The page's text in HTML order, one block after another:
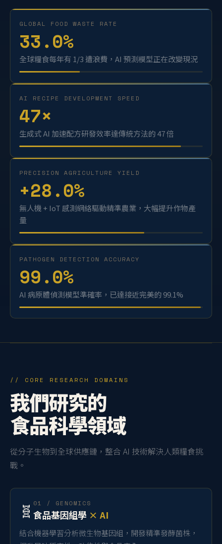
GLOBAL FOOD WASTE RATE
33.0%
全球糧食每年有 1/3 遭浪費，AI 預測模型正在改變現況
AI RECIPE DEVELOPMENT SPEED
47×
生成式 AI 加速配方研發效率達傳統方法的 47 倍
PRECISION AGRICULTURE YIELD
+28.0%
無人機 + IoT 感測網絡驅動精準農業，大幅提升作物產
量
PATHOGEN DETECTION ACCURACY
99.0%
AI 病原體偵測模型準確率，已達接近完美的 99.1%
// CORE RESEARCH DOMAINS
我們研究的
食品科學領域
從分子生物到全球供應鏈，整合 AI 技術解決人類糧食挑
戰。
🧬 01 / GENOMICS
食品基因組學 × AI
結合機器學習分析微生物基因組，開發精準發酵菌株，